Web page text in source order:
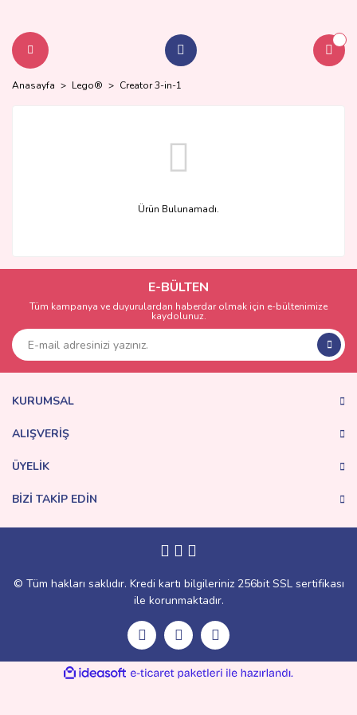
Anasayfa Lego® Creator 3-in-1
Ürün Bulunamadı.
E-BÜLTEN
Tüm kampanya ve duyurulardan haberdar olmak için e-bültenimize
kaydolunuz.
KURUMSAL
ALIŞVERİŞ
ÜYELİK
BİZİ TAKİP EDİN
© Tüm hakları saklıdır. Kredi kartı bilgileriniz 256bit SSL sertifikası
ile korunmaktadır.
ideasoft
e-